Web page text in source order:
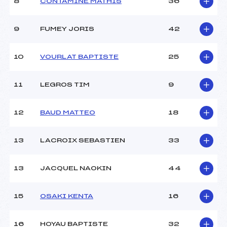
8 CONTAMINE MATHIS 36
9 FUMEY JORIS 42
10 VOURLAT BAPTISTE 25
11 LEGROS TIM 9
12 BAUD MATTEO 18
13 LACROIX SEBASTIEN 33
13 JACQUEL NAOKIN 44
15 OSAKI KENTA 16
16 HOYAU BAPTISTE 32